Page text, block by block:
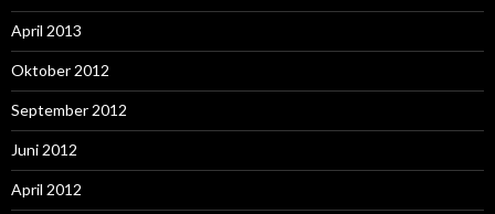
April 2013
Oktober 2012
September 2012
Juni 2012
April 2012